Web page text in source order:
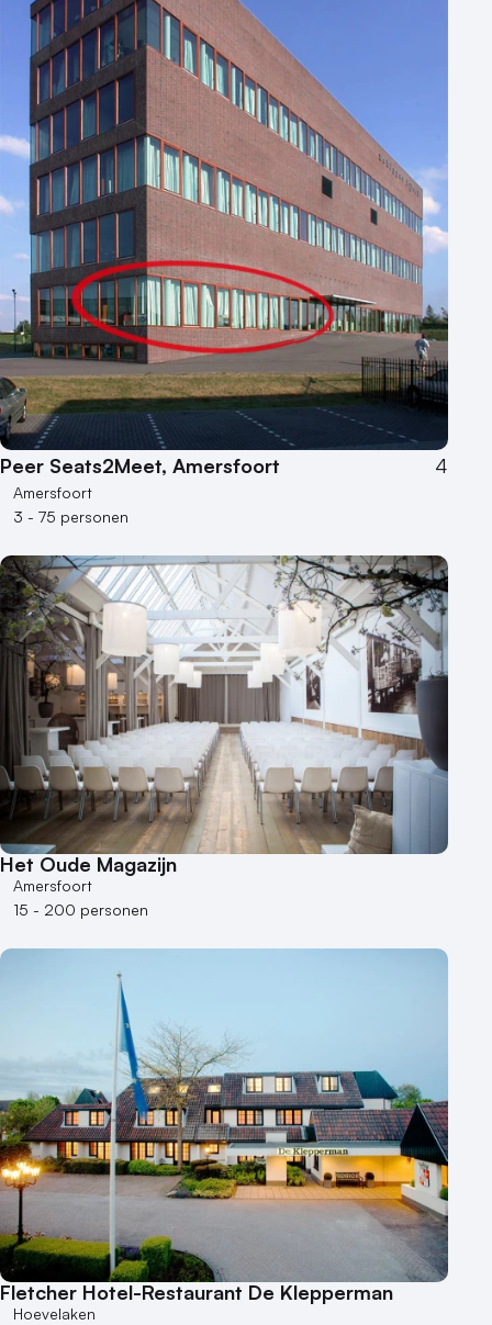
Peer Seats2Meet, Amersfoort 4
Amersfoort
3 - 75 personen
Het Oude Magazijn
Amersfoort
15 - 200 personen
Fletcher Hotel-Restaurant De Klepperman
Hoevelaken